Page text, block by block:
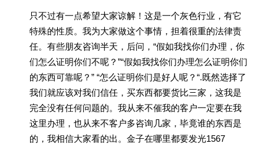
只不过有一点希望大家谅解！这是一个灰色行业，有它
特殊的性质。我为大家做这个事情，担着很重的法律责
任。有些朋友咨询半天，后问，“假如我找你们办理，你
们怎么证明你们不呢？”“假如我找你们办理怎么证明你们
的东西可靠呢？” “怎么证明你们是好人呢？“.既然选择了
我们就应该对我们信任，买东西都要货比三家，这我是
完全没有任何问题的。我从来不催我的客户一定要在我
这里办理，也从来不客户多咨询几家，毕竟谁的东西是
的，我相信大家看的出。金子在哪里都要发光1567